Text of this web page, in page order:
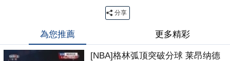
分享
為您推薦 更多精彩
[NBA]格林弧顶突破分球 莱昂纳德